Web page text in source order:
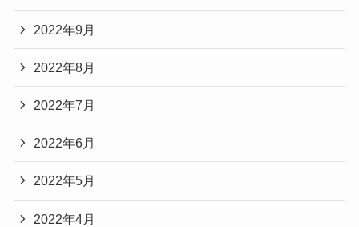
2022年9月
2022年8月
2022年7月
2022年6月
2022年5月
2022年4月